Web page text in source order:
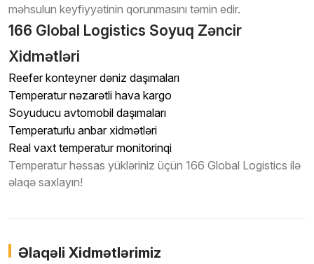
məhsulun keyfiyyətinin qorunmasını təmin edir.
166 Global Logistics Soyuq Zəncir
Xidmətləri
Reefer konteyner dəniz daşımaları
Temperatur nəzarətli hava kargo
Soyuducu avtomobil daşımaları
Temperaturlu anbar xidmətləri
Real vaxt temperatur monitorinqi
Temperatur həssas yükləriniz üçün 166 Global Logistics ilə
əlaqə saxlayın!
Əlaqəli Xidmətlərimiz